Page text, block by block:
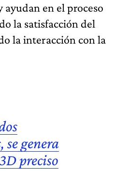
en el proceso
la satisfacción del
la interacción con la
genera
preciso